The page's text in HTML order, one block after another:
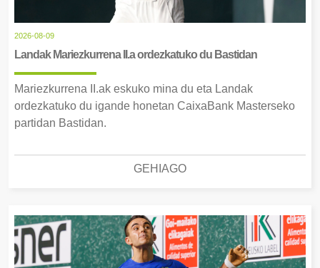
2026-08-09
Landak Mariezkurrena II.a ordezkatuko du Bastidan
Mariezkurrena II.ak eskuko mina du eta Landak
ordezkatuko du igande honetan CaixaBank Masterseko
partidan Bastidan.
GEHIAGO